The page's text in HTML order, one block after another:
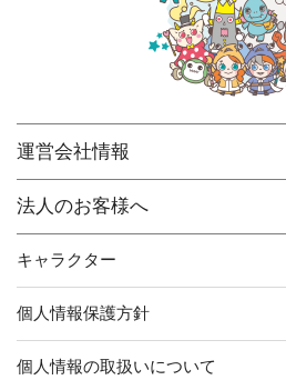
運営会社情報
法人のお客様へ
キャラクター
個人情報保護方針
個人情報の取扱いについて